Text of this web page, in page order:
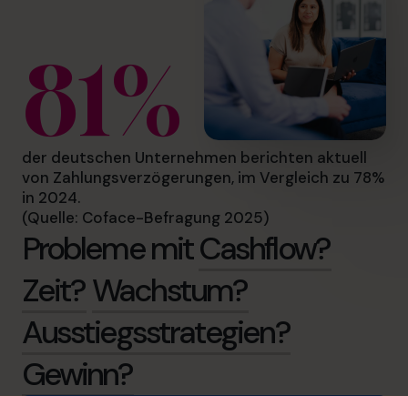
81%
der deutschen Unternehmen berichten aktuell
von Zahlungsverzögerungen, im Vergleich zu 78%
in 2024.
(Quelle: Coface-Befragung 2025)
Probleme mitCashflow?
Zeit?Wachstum?
Ausstiegsstrategien?
Gewinn?